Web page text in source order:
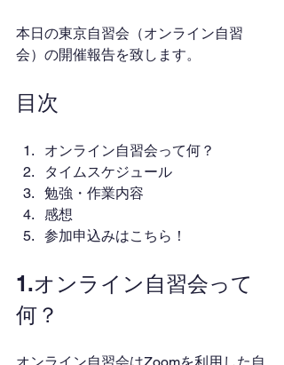
本日の東京自習会（オンライン自習
会）の開催報告を致します。
目次
オンライン自習会って何？
タイムスケジュール
勉強・作業内容
感想
参加申込みはこちら！
1.オンライン自習会って
何？